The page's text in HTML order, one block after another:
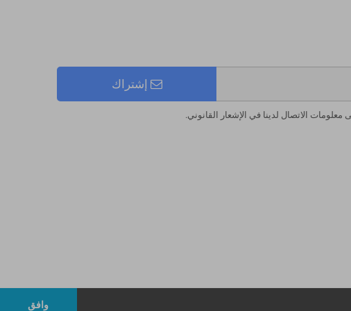
إشتراك
الاتصال لدينا في الإشعار القانوني.
وافق